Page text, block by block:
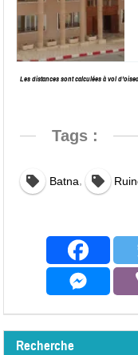
Les distances sont calculées à vol
Tags :
Batna ,
Recherche